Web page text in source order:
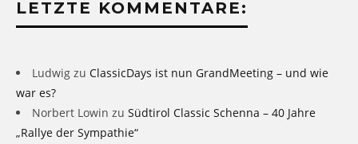
LETZTE KOMMENTARE:
Ludwig zu ClassicDays ist nun GrandMeeting – und wie
war es?
Norbert Lowin zu Südtirol Classic Schenna – 40 Jahre
„Rallye der Sympathie“